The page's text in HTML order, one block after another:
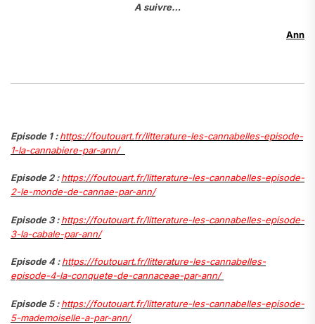
A suivre…
Ann
Episode 1 :https://foutouart.fr/litterature-les-cannabelles-episode-
1-la-cannabiere-par-ann/
Episode 2 :https://foutouart.fr/litterature-les-cannabelles-episode-
2-le-monde-de-cannae-par-ann/
Episode 3 :https://foutouart.fr/litterature-les-cannabelles-episode-
3-la-cabale-par-ann/
Episode 4 :https://foutouart.fr/litterature-les-cannabelles-
episode-4-la-conquete-de-cannaceae-par-ann/
Episode 5 :https://foutouart.fr/litterature-les-cannabelles-episode-
5-mademoiselle-a-par-ann/